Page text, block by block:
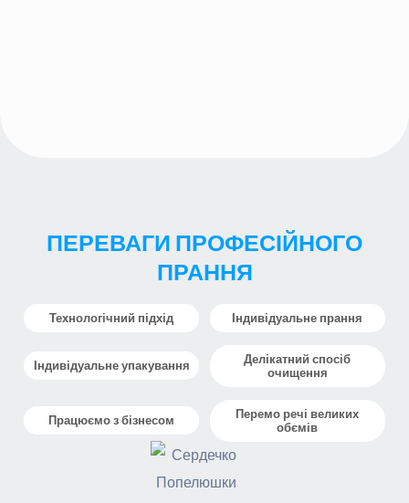
ПЕРЕВАГИ ПРОФЕСІЙНОГО
ПРАННЯ
Технологічний підхід Індивідуальне прання
Індивідуальне упакування
Делікатний спосіб
очищення
Працюємо з бізнесом
Перемо речі великих
обємів